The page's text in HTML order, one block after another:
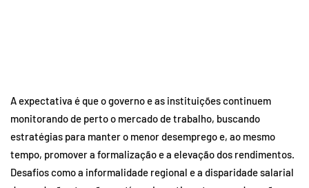
A expectativa é que o governo e as instituições continuem
monitorando de perto o mercado de trabalho, buscando
estratégias para manter o menor desemprego e, ao mesmo
tempo, promover a formalização e a elevação dos rendimentos.
Desafios como a informalidade regional e a disparidade salarial